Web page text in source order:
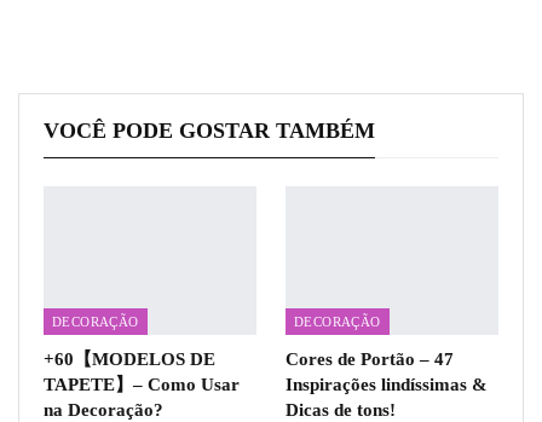
VOCÊ PODE GOSTAR TAMBÉM
DECORAÇÃO
+60【MODELOS DE
TAPETE】– Como Usar
na Decoração?
DECORAÇÃO
Cores de Portão – 47
Inspirações lindíssimas &
Dicas de tons!